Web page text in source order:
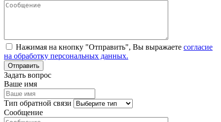
Нажимая на кнопку "Отправить", Вы выражаете согласие
на обработку персональных данных.
Задать вопрос
Ваше имя
Тип обратной связи
Сообщение